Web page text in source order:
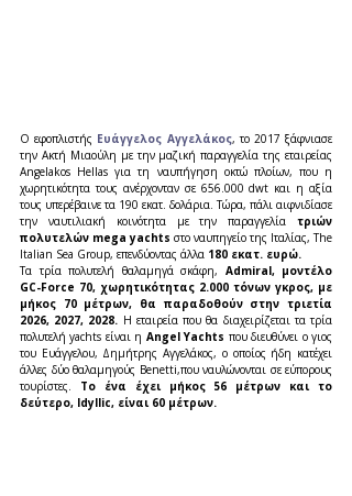
Ο εφοπλιστής Ευάγγελος Αγγελάκος, το 2017 ξάφνιασε
την Ακτή Μιαούλη με την μαζική παραγγελία της εταιρείας
Angelakos Hellas για τη ναυπήγηση οκτώ πλοίων, που η
χωρητικότητα τους ανέρχονταν σε 656.000 dwt και η αξία
τους υπερέβαινε τα 190 εκατ. δολάρια. Τώρα, πάλι αιφνιδίασε
την ναυτιλιακή κοινότητα με την παραγγελία τριών
πολυτελών mega yachts στο ναυπηγείο της Ιταλίας, The
Italian Sea Group, επενδύοντας άλλα 180 εκατ. ευρώ.
Τα τρία πολυτελή θαλαμηγά σκάφη, Admiral, μοντέλο
GC-Force 70, χωρητικότητας 2.000 τόνων γκρος, με
μήκος 70 μέτρων, θα παραδοθούν στην τριετία
2026, 2027, 2028. Η εταιρεία που θα διαχειρίζεται τα τρία
πολυτελή yachts είναι η Angel Yachts που διευθύνει ο γιος
του Ευάγγελου, Δημήτρης Αγγελάκος, ο οποίος ήδη κατέχει
άλλες δύο θαλαμηγούς Benetti,που ναυλώνονται σε εύπορους
τουρίστες. Το ένα έχει μήκος 56 μέτρων και το
δεύτερο, Idyllic, είναι 60 μέτρων.